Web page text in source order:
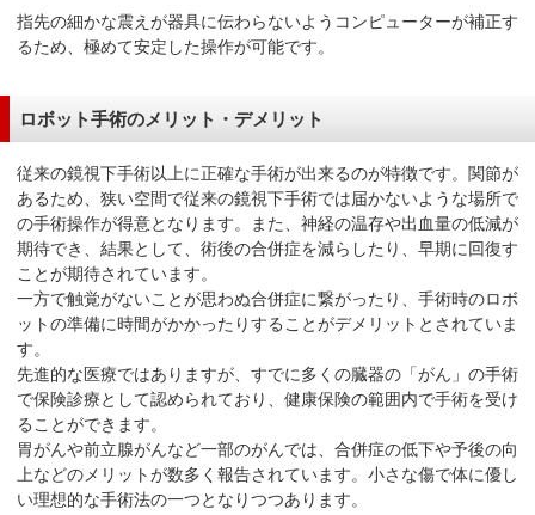
指先の細かな震えが器具に伝わらないようコンピューターが補正す
るため、極めて安定した操作が可能です。
ロボット手術のメリット・デメリット
従来の鏡視下手術以上に正確な手術が出来るのが特徴です。関節が
あるため、狭い空間で従来の鏡視下手術では届かないような場所で
の手術操作が得意となります。また、神経の温存や出血量の低減が
期待でき、結果として、術後の合併症を減らしたり、早期に回復す
ことが期待されています。
一方で触覚がないことが思わぬ合併症に繋がったり、手術時のロボ
ットの準備に時間がかかったりすることがデメリットとされていま
す。
先進的な医療ではありますが、すでに多くの臓器の「がん」の手術
で保険診療として認められており、健康保険の範囲内で手術を受け
ることができます。
胃がんや前立腺がんなど一部のがんでは、合併症の低下や予後の向
上などのメリットが数多く報告されています。小さな傷で体に優し
い理想的な手術法の一つとなりつつあります。